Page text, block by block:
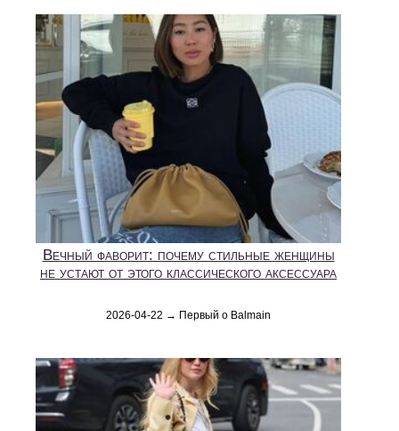
Вечный фаворит: почему стильные женщины
не устают от этого классического аксессуара
2026-04-22 → Первый о Balmain